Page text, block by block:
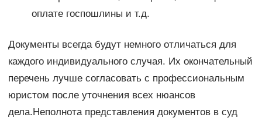
оплате госпошлины и т.д.
Документы всегда будут немного отличаться для
каждого индивидуального случая. Их окончательный
перечень лучше согласовать с профессиональным
юристом после уточнения всех нюансов
дела.Неполнота представления документов в суд